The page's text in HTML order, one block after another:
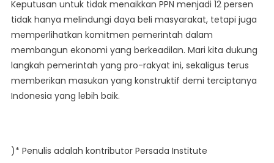
Keputusan untuk tidak menaikkan PPN menjadi 12 persen
tidak hanya melindungi daya beli masyarakat, tetapi juga
memperlihatkan komitmen pemerintah dalam
membangun ekonomi yang berkeadilan. Mari kita dukung
langkah pemerintah yang pro-rakyat ini, sekaligus terus
memberikan masukan yang konstruktif demi terciptanya
Indonesia yang lebih baik.
)* Penulis adalah kontributor Persada Institute